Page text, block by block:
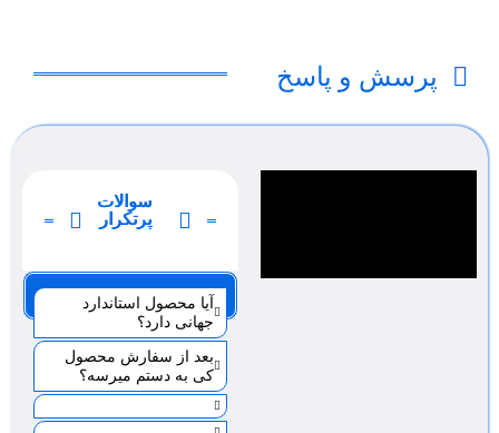
پرسش و پاسخ
سوالات
پرتکرار
صفحه 1
آیا محصول استاندارد
جهانی دارد؟
بعد از سفارش محصول
کی به دستم میرسه؟